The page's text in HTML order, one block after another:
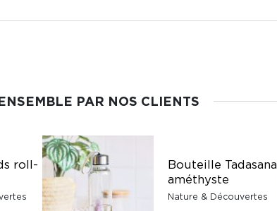
PAR NOS CLIENTS
roll-
Bouteille Tadasana
améthyste
Nature & Découvertes